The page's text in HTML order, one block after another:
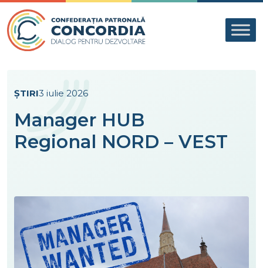
Skip to content
ȘTIRI3 iulie 2026
Manager HUB
Regional NORD – VEST